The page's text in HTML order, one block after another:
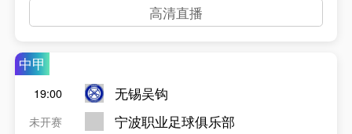
高清直播
中甲
19:00
未开赛
无锡吴钩
宁波职业足球俱乐部